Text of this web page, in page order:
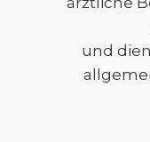
und